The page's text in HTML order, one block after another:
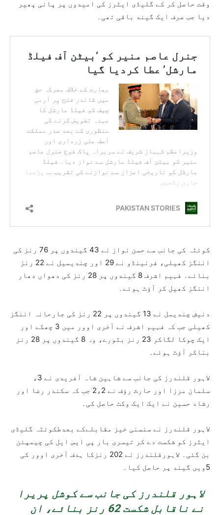
وقت حاصل کر کے گلیڈی ایٹرز کی امیدوں پر پانی پھیر
دیا جب صرف ایک گیند باقی تھی۔
کوئٹہ کی جانب سے حسن نواز نے 43 گیندوں پر 76 رنز کی
اننگز کھیلی، فرنینڈو نے 29 اور چندیمیل نے 22 رنز
بنائے۔ فہیم اشرف 8 گیندوں پر 28 رنز کی دھواں دھار
اننگز کھیل کر آؤٹ ہوئے۔
دنیش چندیمل نے 13 گیندوں پر 22 رنز کی جارحانہ اننگز
کھیلی جب کہ فہیم اشرف نے آخری اوور میں 3 چھکے اور
ایک چوکا لگاکر 23 رنز بٹورے، وہ 8 گیندوں پر 28 رنز
بناکر آؤٹ ہوئے۔
لاہور قلندرز کی جانب سے شاہین شاہ آفریدی نے 3،
سلمان مرزا اور حارث رؤف نے 2،2 جب کہ سکندر رضا اور
رشاد حسین نے ایک ایک وکٹ حاصل کی۔
لاہور قلندرز نے سنسنی خیز مقابلےکے بعدطکوئٹہ گلیڈی
ایٹرز کو شکست دے کر تیسری بار پی ایس ایل کی چیمپئن
بن گئی۔ لاہورقلندرز نے 202 رنزکا ہدف آخری اوور کی
5ویں گیند پر حاصل کیا۔
لاہور قلندرز کی جانب سے کوشل پریرا
نے ناقابل شکست 62 رنز بنائے، ان